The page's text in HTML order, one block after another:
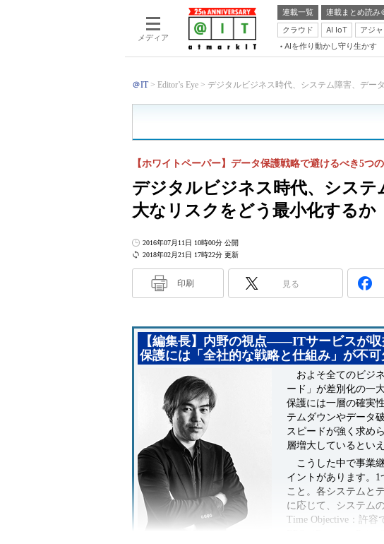
メディア
連載一覧 連載まとめ読み
クラウド
AI IoT アジ
AIを作り動かし守り生かす
＠IT Editor’s Eye デジタルビジネス時代、システム障害、デー
デジタルビジネス時代、システ
大なリスクをどう最小化するか
【ホワイトペーパー】データ保護戦略で避けるべき5つ
2018年02月21日 17時22分 更新
2016年07月11日 10時00分 公開
印刷 見る
【編集長】内野の視点――ITサービスが
保護には「全社的な戦略と仕組み」が不可
およそ全てのビジ
ード」が差別化の一
保護には一層の確実
テムダウンやデータ
スピードが強く求め
層増大しているとい
こうした中で事業
イントがあります。
こと。各システムと
に応じて、システム
Time Objective：許容